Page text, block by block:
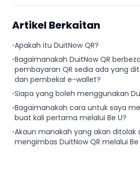
Artikel Berkaitan
•Apakah itu DuitNow QR?
•Bagaimanakah DuitNow QR
pembayaran QR sedia ada yang
dan pembekal e-wallet?
•Siapa yang boleh menggunakan
•Bagaimanakah cara untuk saya
buat kali pertama melalui Be U?
•Akaun manakah yang akan ditolak
mengimbas DuitNow QR melalui Be